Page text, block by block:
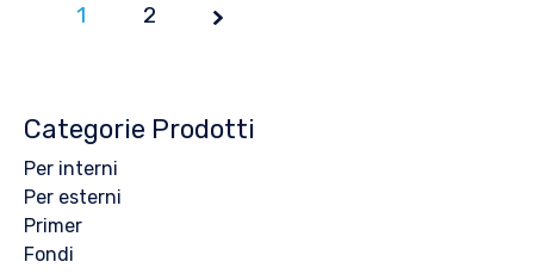
Page
2
1 2
Categorie Prodotti
Per interni
Per esterni
Primer
Fondi